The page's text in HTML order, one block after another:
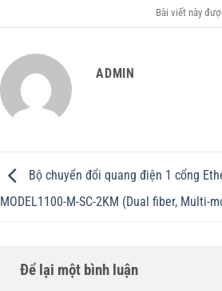
Bài viết này
ADMIN
Bộ chuyển đổi quang điện 1 cổng
MODEL1100-M-SC-2KM (Dual fiber, Multi-
Để lại một bình luận